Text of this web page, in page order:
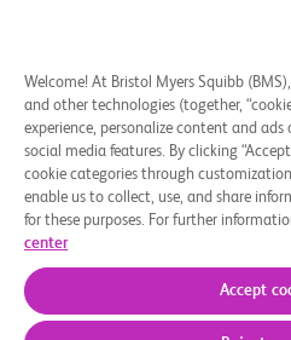
Überblick
Das Ziel dieser Studie ist es,
Sicherheit von Deucravacitinib
Placebo bei Teilnehmern mit
Welcome! At Bristol Myers Squibb
and other technologies (together,
experience, personalize content and
social media features. By clicking
cookie categories through
enable us to collect, use, and share
for these purposes. For further
center
Accept